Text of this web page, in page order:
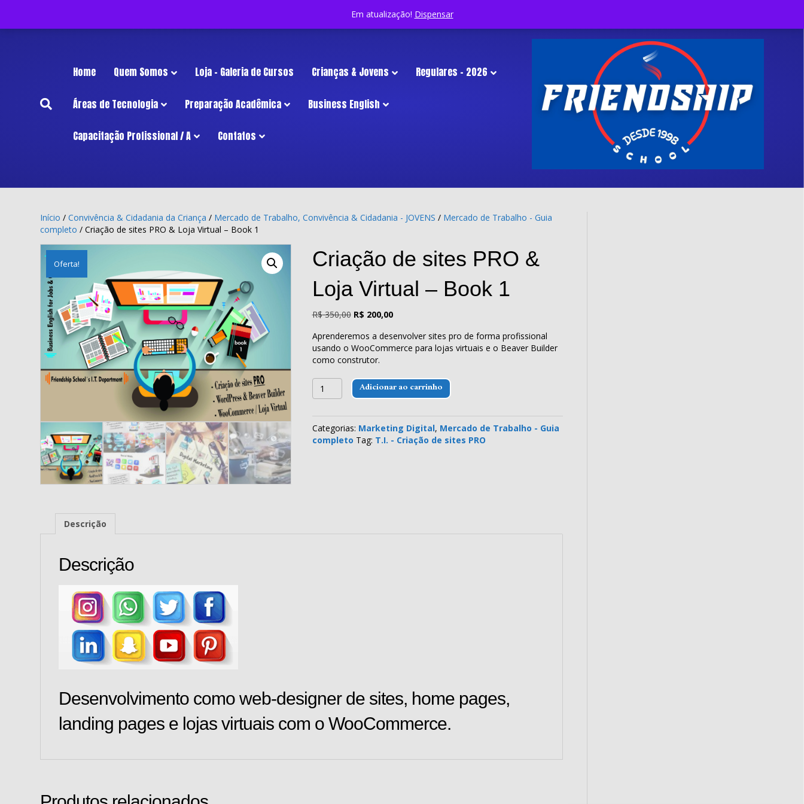
Em atualização! Dispensar
Home Quem Somos Loja – Galeria de Cursos Crianças & Jovens Regulares – 2026
Áreas de Tecnologia Preparação Acadêmica Business English
Capacitação Profissional / A Contatos
Início /Convivência & Cidadania da Criança / Mercado de Trabalho, Convivência & Cidadania - JOVENS / Mercado de Trabalho - Guia
completo / Criação de sites PRO & Loja Virtual – Book 1
Oferta!
Criação de sites PRO &
Loja Virtual – Book 1
R$350,00 O
original
era:
R$ 350,00.
R$ 200,00O
atual
é:
Aprenderemos a desenvolver sites pro de forma profissional
usando o WooCommerce para lojas virtuais e o Beaver Builder
como construtor.
Criação
de
PRO
&
Loja
Adicionar ao carrinho
Categorias: Marketing Digital, Mercado de Trabalho - Guia
completo Tag: T.I. - Criação de sites PRO
Descrição
Descrição
Desenvolvimento como web-designer de sites, home pages,
landing pages e lojas virtuais com o WooCommerce.